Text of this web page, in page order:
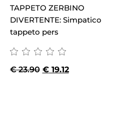
TAPPETO ZERBINO
DIVERTENTE: Simpatico
tappeto pers
€23.90 €19.12